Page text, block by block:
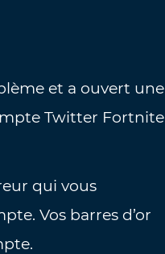
et a ouvert une
Twitter Fortnite
qui vous
Vos barres d’or